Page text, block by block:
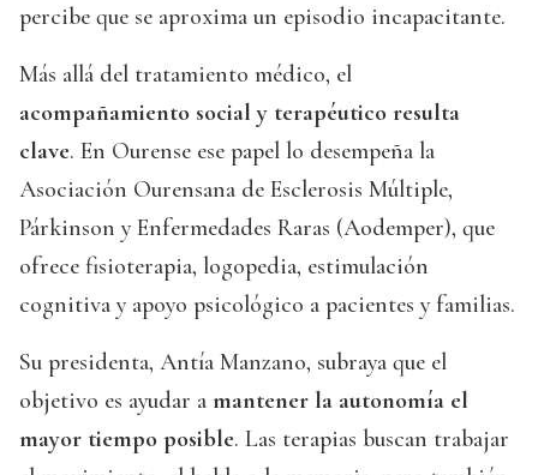
percibe que se aproxima un episodio incapacitante.
Más allá del tratamiento médico, el
acompañamiento social y terapéutico resulta
clave. En Ourense ese papel lo desempeña la
Asociación Ourensana de Esclerosis Múltiple,
Párkinson y Enfermedades Raras (Aodemper), que
ofrece fisioterapia, logopedia, estimulación
cognitiva y apoyo psicológico a pacientes y familias.
Su presidenta, Antía Manzano, subraya que el
objetivo es ayudar a mantener la autonomía el
mayor tiempo posible. Las terapias buscan trabajar